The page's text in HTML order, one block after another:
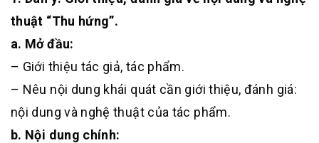
thuật “Thu hứng”.
a. Mở đầu:
– Giới thiệu tác giả, tác phẩm.
– Nêu nội dung khái quát cần giới thiệu, đánh giá:
nội dung và nghệ thuật của tác phẩm.
b. Nội dung chính: